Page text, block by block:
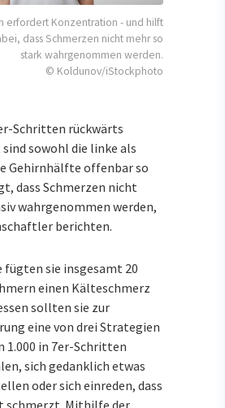
erfordert Konzentration - und hilft
dass Schmerzen nicht mehr so
stark wahrgenommen werden.
© Koldunov/iStockphoto
Schritten rückwärts
sowohl die linke als
Gehirnhälfte offenbar so
dass Schmerzen nicht
wahrgenommen werden,
berichten.
fügten sie insgesamt 20
einen Kälteschmerz
sollten sie zur
eine von drei Strategien
1.000 in 7er-Schritten
sich gedanklich etwas
oder sich einreden, dass